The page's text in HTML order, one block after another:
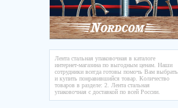
Лента стальная упаковочная в каталоге
интернет-магазина по выгодным ценам. Наши
сотрудники всегда готовы помочь Вам выбрать
и купить понравившийся товар. Количество
товаров в разделе: 2. Лента стальная
упаковочная с доставкой по всей России.